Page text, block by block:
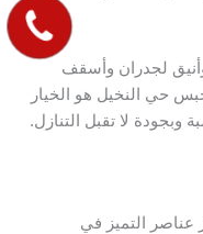
لجدران وأسقف
حي النخيل هو الخيار
وبجودة لا تقبل التنازل.
عناصر التميز في